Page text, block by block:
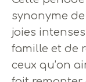
synonyme
joies
famille et de
ceux qu’on